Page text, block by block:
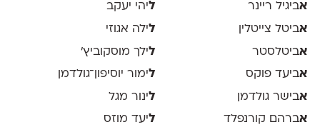
אביגיל ריינר
אביטל צייטלין
אביטלסטר
אביעד פוקס
אבישר גולדמן
אברהם קורנפלד
ליהי יעקב
לילה אגוזי
לילך מוסקוביץ'
לימור יוסיפון־גולדמן
לינור מגל
ליעד מוזס